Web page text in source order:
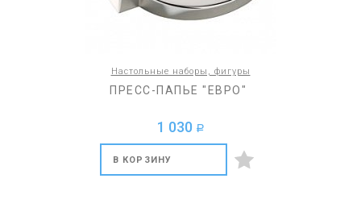
Настольные наборы, фигуры
ПРЕСС-ПАПЬЕ "ЕВРО"
1 030 a
В КОРЗИНУ